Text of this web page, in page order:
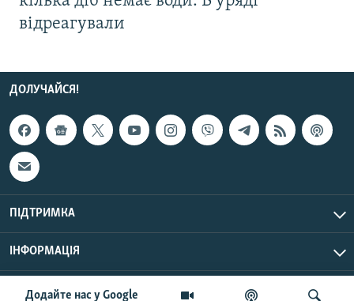
Додайте нас у Google
відреагували
ДОЛУЧАЙСЯ!
ПІДТРИМКА
ІНФОРМАЦІЯ
© Радіо Свобода, 2026 | Усі права застережено.
UTC+3